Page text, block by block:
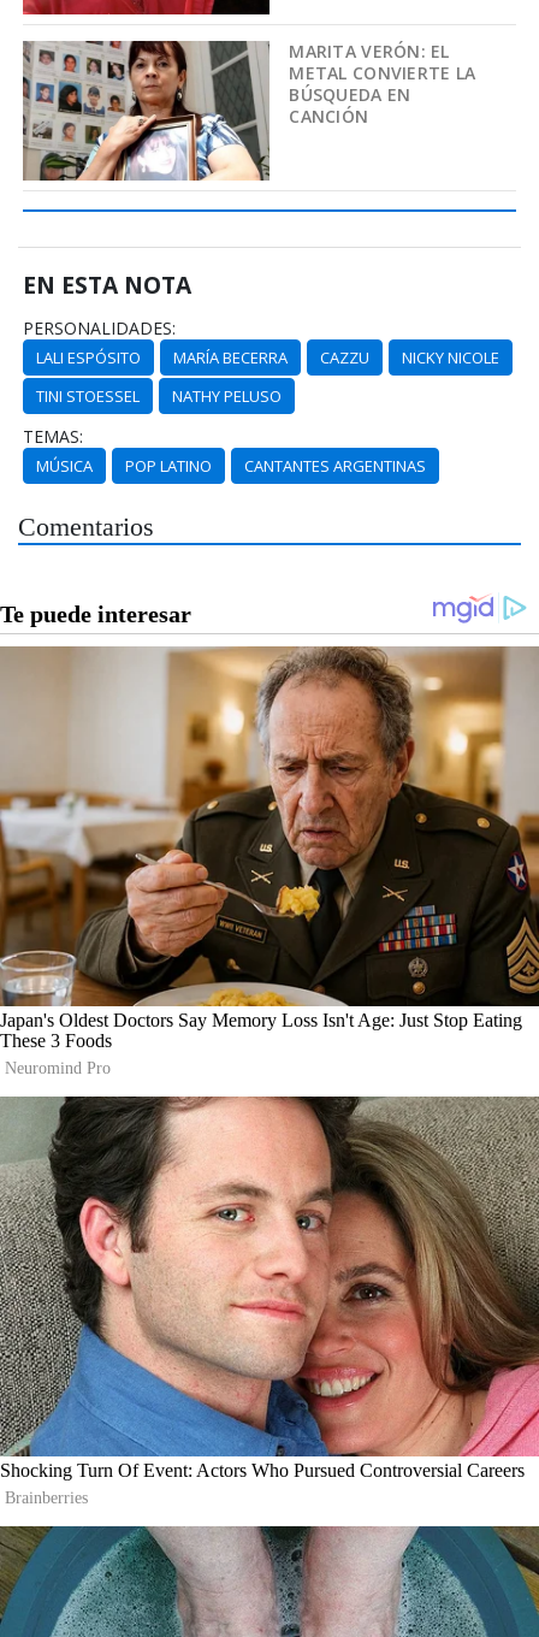
MARITA VERÓN: EL
METAL CONVIERTE LA
BÚSQUEDA EN
CANCIÓN
EN ESTA NOTA
PERSONALIDADES:
LALI ESPÓSITO MARÍA BECERRA CAZZU
NICKY NICOLE
TINI STOESSEL
NATHY PELUSO
TEMAS:
MÚSICA POP LATINO CANTANTES ARGENTINAS
Comentarios